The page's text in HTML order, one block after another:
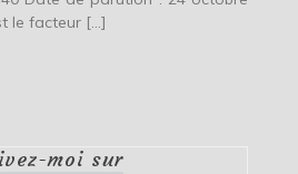
le facteur […]
moi sur